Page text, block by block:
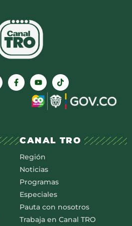
CANAL TRO
Región
Noticias
Programas
Especiales
Pauta con nosotros
Trabaja en Canal TRO